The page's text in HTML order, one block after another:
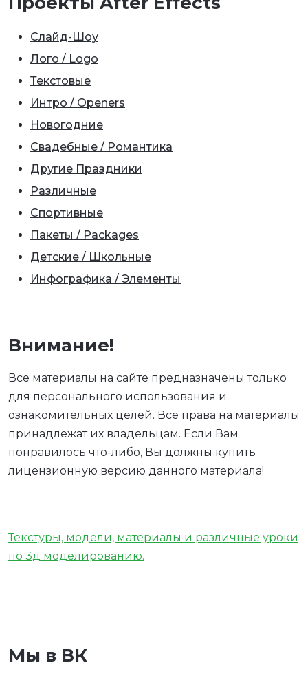
Слайд-Шоу
Лого / Logo
Текстовые
Интро / Openers
Новогодние
Свадебные / Романтика
Другие Праздники
Различные
Спортивные
Пакеты / Packages
Детские / Школьные
Инфографика / Элементы
Внимание!
Все материалы на сайте предназначены только
для персонального использования и
ознакомительных целей. Все права на материалы
принадлежат их владельцам. Если Вам
понравилось что-либо, Вы должны купить
лицензионную версию данного материала!
Текстуры, модели, материалы и различные уроки
по 3д моделированию.
Мы в ВК